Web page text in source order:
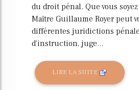
du droit pénal. Que vous
Maître Guillaume Royer peut
différentes juridictions
d'instruction, juge...
LIRE LA SUITE